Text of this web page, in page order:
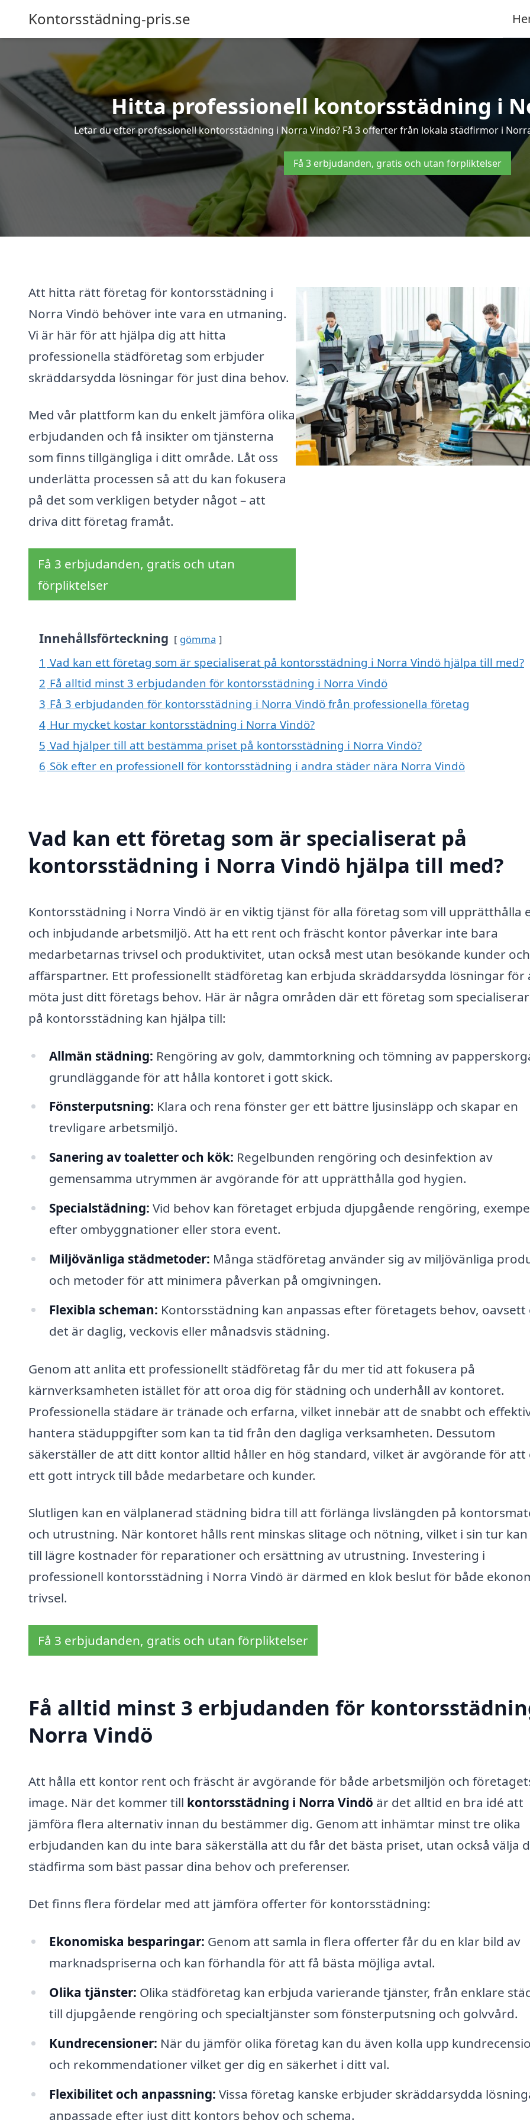
Kontorsstädning-pris.se
Hitta professionell kontorsstädning i
Letar du efter professionell kontorsstädning i Norra Vindö? Få 3 offerter från lokala städfirmor i
Få 3 erbjudanden, gratis och utan förpliktelser
Att hitta rätt företag för kontorsstädning i
Norra Vindö behöver inte vara en utmaning.
Vi är här för att hjälpa dig att hitta
professionella städföretag som erbjuder
skräddarsydda lösningar för just dina behov.
Med vår plattform kan du enkelt jämföra olika
erbjudanden och få insikter om tjänsterna
som finns tillgängliga i ditt område. Låt oss
underlätta processen så att du kan fokusera
på det som verkligen betyder något – att
driva ditt företag framåt.
Få 3 erbjudanden, gratis och utan
förpliktelser
Innehållsförteckning gömma
1 Vad kan ett företag som är specialiserat på kontorsstädning i Norra Vindö hjälpa till med?
2 Få alltid minst 3 erbjudanden för kontorsstädning i Norra Vindö
3 Få 3 erbjudanden för kontorsstädning i Norra Vindö från professionella företag
4 Hur mycket kostar kontorsstädning i Norra Vindö?
5 Vad hjälper till att bestämma priset på kontorsstädning i Norra Vindö?
6 Sök efter en professionell för kontorsstädning i andra städer nära Norra Vindö
Vad kan ett företag som är specialiserat på
kontorsstädning i Norra Vindö hjälpa till med?
Kontorsstädning i Norra Vindö är en viktig tjänst för alla företag som vill upprätthålla
och inbjudande arbetsmiljö. Att ha ett rent och fräscht kontor påverkar inte bara
medarbetarnas trivsel och produktivitet, utan också mest utan besökande kunder och
affärspartner. Ett professionellt städföretag kan erbjuda skräddarsydda lösningar för
möta just ditt företags behov. Här är några områden där ett företag som
på kontorsstädning kan hjälpa till:
Allmän städning: Rengöring av golv, dammtorkning och tömning av
grundläggande för att hålla kontoret i gott skick.
Fönsterputsning: Klara och rena fönster ger ett bättre ljusinsläpp och skapar en
trevligare arbetsmiljö.
Sanering av toaletter och kök: Regelbunden rengöring och desinfektion av
gemensamma utrymmen är avgörande för att upprätthålla god hygien.
Specialstädning: Vid behov kan företaget erbjuda djupgående rengöring,
efter ombyggnationer eller stora event.
Miljövänliga städmetoder: Många städföretag använder sig av miljövänliga
och metoder för att minimera påverkan på omgivningen.
Flexibla scheman: Kontorsstädning kan anpassas efter företagets behov, oavsett
det är daglig, veckovis eller månadsvis städning.
Genom att anlita ett professionellt städföretag får du mer tid att fokusera på
kärnverksamheten istället för att oroa dig för städning och underhåll av kontoret.
Professionella städare är tränade och erfarna, vilket innebär att de snabbt och
hantera städuppgifter som kan ta tid från den dagliga verksamheten. Dessutom
säkerställer de att ditt kontor alltid håller en hög standard, vilket är avgörande för att
ett gott intryck till både medarbetare och kunder.
Slutligen kan en välplanerad städning bidra till att förlänga livslängden på
och utrustning. När kontoret hålls rent minskas slitage och nötning, vilket i sin tur kan
till lägre kostnader för reparationer och ersättning av utrustning. Investering i
professionell kontorsstädning i Norra Vindö är därmed en klok beslut för både
trivsel.
Få 3 erbjudanden, gratis och utan förpliktelser
Få alltid minst 3 erbjudanden för
Norra Vindö
Att hålla ett kontor rent och fräscht är avgörande för både arbetsmiljön och
image. När det kommer till kontorsstädning i Norra Vindö är det alltid en bra idé att
jämföra flera alternativ innan du bestämmer dig. Genom att inhämtar minst tre olika
erbjudanden kan du inte bara säkerställa att du får det bästa priset, utan också välja
städfirma som bäst passar dina behov och preferenser.
Det finns flera fördelar med att jämföra offerter för kontorsstädning:
Ekonomiska besparingar: Genom att samla in flera offerter får du en klar bild av
marknadspriserna och kan förhandla för att få bästa möjliga avtal.
Olika tjänster: Olika städföretag kan erbjuda varierande tjänster, från enklare
till djupgående rengöring och specialtjänster som fönsterputsning och golvvård.
Kundrecensioner: När du jämför olika företag kan du även kolla upp
och rekommendationer vilket ger dig en säkerhet i ditt val.
Flexibilitet och anpassning: Vissa företag kanske erbjuder skräddarsydda
anpassade efter just ditt kontors behov och schema.